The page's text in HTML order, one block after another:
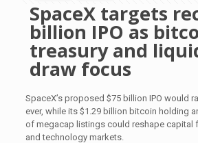
SpaceX targets
billion IPO as
treasury and
draw focus
SpaceX’s proposed $75 billion IPO would
ever, while its $1.29 billion bitcoin holding
of megacap listings could reshape capital
and technology markets.